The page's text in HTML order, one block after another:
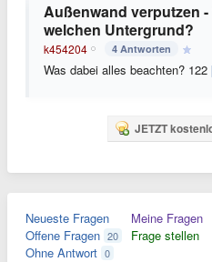
Außenwand verputzen
welchen Untergrund?
k454204 4 Antworten
Was dabei alles beachten? 122
JETZT
Neueste Fragen
Offene Fragen 20
Ohne Antwort 0
Meine Fragen
Frage stellen